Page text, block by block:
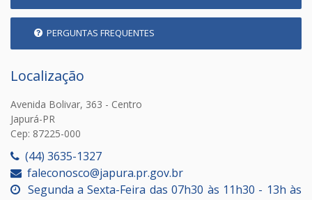
PERGUNTAS FREQUENTES
Localização
Avenida Bolivar, 363 - Centro
Japurá-PR
Cep: 87225-000
(44) 3635-1327
faleconosco@japura.pr.gov.br
Segunda a Sexta-Feira das 07h30 às 11h30 - 13h às